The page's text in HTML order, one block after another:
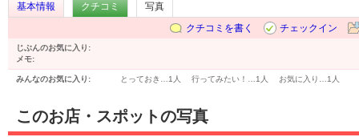
基本情報 クチコミ
写真
クチコミを書く
チェックイン
じぶんのお気に入り:
メモ:
みんなのお気に入り: とっておき… 1人 行ってみたい！… 1人 お気に入り… 1人
このお店・スポットの写真